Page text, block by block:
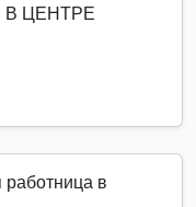
ЦЕНТРЕ
работница в